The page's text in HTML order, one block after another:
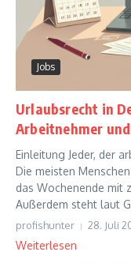
Jobs
Urlaubsrecht in
Arbeitnehmer
Einleitung Jeder, der
Die meisten
das Wochenende mit
Außerdem steht laut
profishunter 28. Juli
Weiterlesen